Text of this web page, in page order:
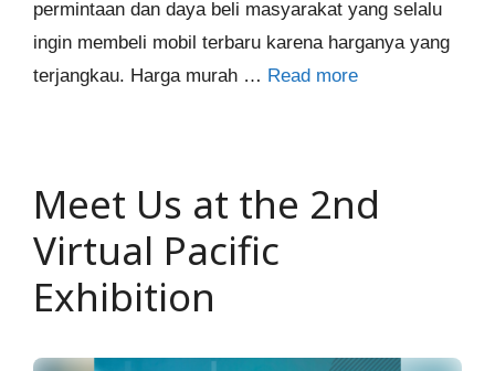
permintaan dan daya beli masyarakat yang selalu
ingin membeli mobil terbaru karena harganya yang
terjangkau. Harga murah … Read more
Meet Us at the 2nd
Virtual Pacific
Exhibition